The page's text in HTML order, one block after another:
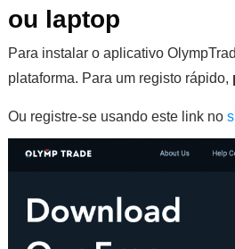
ou laptop
Para instalar o aplicativo
plataforma. Para um registo rápido,
Ou registre-se usando este link no